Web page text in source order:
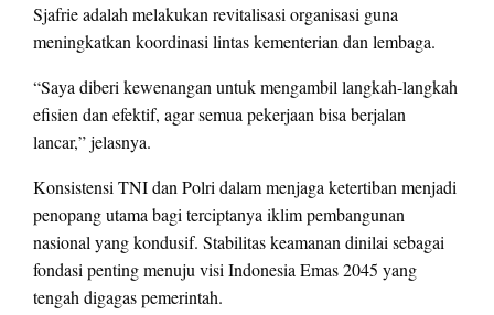
Sjafrie adalah melakukan revitalisasi organisasi guna
meningkatkan koordinasi lintas kementerian dan lembaga.
“Saya diberi kewenangan untuk mengambil langkah-langkah
efisien dan efektif, agar semua pekerjaan bisa berjalan
lancar,” jelasnya.
Konsistensi TNI dan Polri dalam menjaga ketertiban menjadi
penopang utama bagi terciptanya iklim pembangunan
nasional yang kondusif. Stabilitas keamanan dinilai sebagai
fondasi penting menuju visi Indonesia Emas 2045 yang
tengah digagas pemerintah.